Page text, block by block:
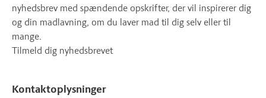
nyhedsbrev med spændende opskrifter, der vil inspirerer dig
og din madlavning, om du laver mad til dig selv eller til
mange.
Tilmeld dig nyhedsbrevet
Kontaktoplysninger